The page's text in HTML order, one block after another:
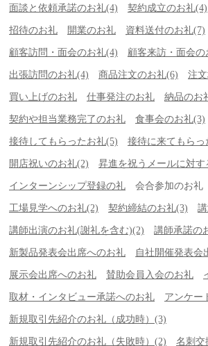
面談と依頼承諾のお礼(4) 契約成立のお礼(4)
招待のお礼 開業のお礼 資料送付のお礼(7)
顧客訪問・面会のお礼(4) 顧客来訪・面会の
出張訪問のお礼(4) 商品注文のお礼(6) 注
買い上げのお礼 仕事発注のお礼 納品のお
契約や担当業務完了のお礼 食事会のお礼(3)
接待してもらったお礼(5) 接待に来てもらっ
開店祝いのお礼(2) 昇進を祝うメールに対す
インターンシップ登録の礼 会合参加のお礼
工場見学へのお礼(2) 契約締結のお礼(3)
講師出演のお礼(謝礼を含む)(2) 講師承諾の
新製品発表会出席へのお礼 自社開催発表会
展示会出席へのお礼 賛助会員入会のお礼
取材・インタビュー承諾へのお礼 アンケー
新規取引先紹介のお礼（成功時）(3)
新規取引先紹介のお礼（失敗時）(2) 名刺交